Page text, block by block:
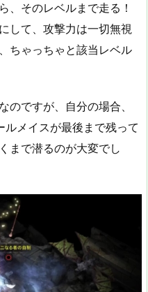
、そのレベルまで走る！
して、攻撃力は一切無視
ちゃっちゃと該当レベル
のですが、自分の場合、
メイスが最後まで残って
まで潜るのが大変でし